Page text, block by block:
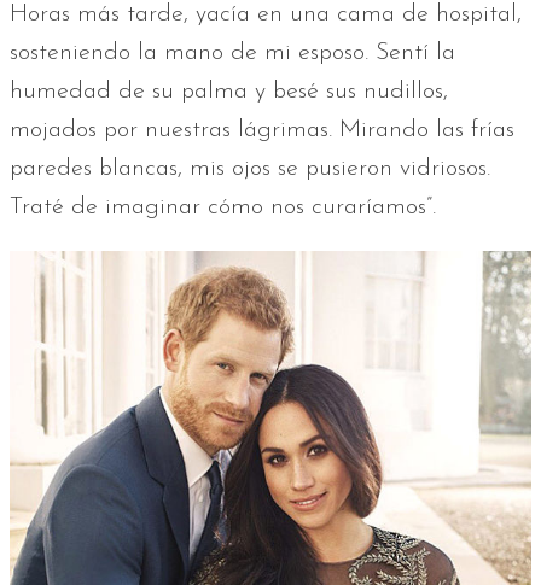
Horas más tarde, yacía en una cama de hospital,
sosteniendo la mano de mi esposo. Sentí la
humedad de su palma y besé sus nudillos,
mojados por nuestras lágrimas. Mirando las frías
paredes blancas, mis ojos se pusieron vidriosos.
Traté de imaginar cómo nos curaríamos”.